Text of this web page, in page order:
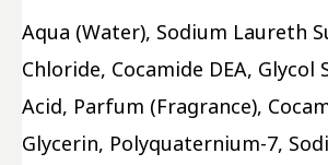
Aqua (Water), Sodium Laureth
Chloride, Cocamide DEA, Glycol
Acid, Parfum (Fragrance),
Glycerin, Polyquaternium-7,